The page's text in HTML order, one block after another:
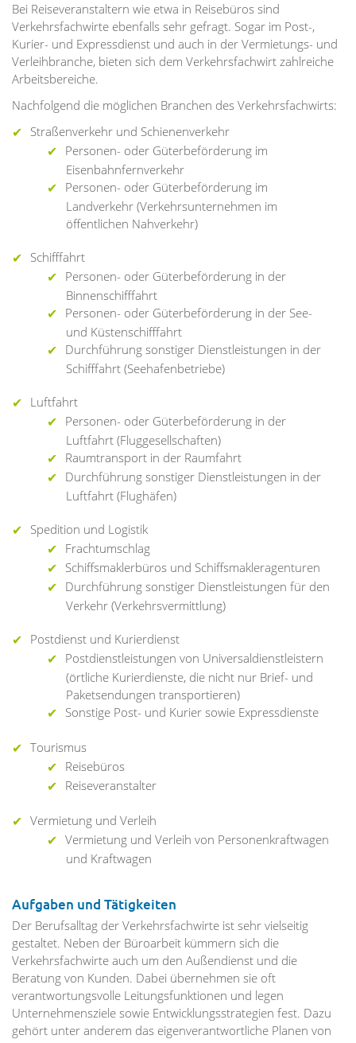
Bei Reiseveranstaltern wie etwa in Reisebüros sind
Verkehrsfachwirte ebenfalls sehr gefragt. Sogar im Post-,
Kurier- und Expressdienst und auch in der Vermietungs- und
Verleihbranche, bieten sich dem Verkehrsfachwirt zahlreiche
Arbeitsbereiche.
Nachfolgend die möglichen Branchen des Verkehrsfachwirts:
Straßenverkehr und Schienenverkehr
Personen- oder Güterbeförderung im
Eisenbahnfernverkehr
Personen- oder Güterbeförderung im
Landverkehr (Verkehrsunternehmen im
öffentlichen Nahverkehr)
Schifffahrt
Personen- oder Güterbeförderung in der
Binnenschifffahrt
Personen- oder Güterbeförderung in der See-
und Küstenschifffahrt
Durchführung sonstiger Dienstleistungen in der
Schifffahrt (Seehafenbetriebe)
Luftfahrt
Personen- oder Güterbeförderung in der
Luftfahrt (Fluggesellschaften)
Raumtransport in der Raumfahrt
Durchführung sonstiger Dienstleistungen in der
Luftfahrt (Flughäfen)
Spedition und Logistik
Frachtumschlag
Schiffsmaklerbüros und Schiffsmakleragenturen
Durchführung sonstiger Dienstleistungen für den
Verkehr (Verkehrsvermittlung)
Postdienst und Kurierdienst
Postdienstleistungen von Universaldienstleistern
(örtliche Kurierdienste, die nicht nur Brief- und
Paketsendungen transportieren)
Sonstige Post- und Kurier sowie Expressdienste
Tourismus
Reisebüros
Reiseveranstalter
Vermietung und Verleih
Vermietung und Verleih von Personenkraftwagen
und Kraftwagen
Aufgaben und Tätigkeiten
Der Berufsalltag der Verkehrsfachwirte ist sehr vielseitig
gestaltet. Neben der Büroarbeit kümmern sich die
Verkehrsfachwirte auch um den Außendienst und die
Beratung von Kunden. Dabei übernehmen sie oft
verantwortungsvolle Leitungsfunktionen und legen
Unternehmensziele sowie Entwicklungsstrategien fest. Dazu
gehört unter anderem das eigenverantwortliche Planen von